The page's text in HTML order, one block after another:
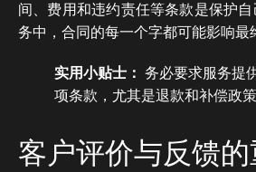
间、费用和违约责任等条款是保护
务中，合同的每一个字都可能影响最
实用小贴士： 务必要求服务提
项条款，尤其是退款和补偿政策
客户评价与反馈